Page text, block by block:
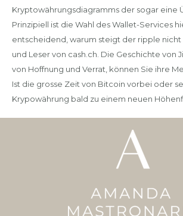
Kryptowährungsdiagramms der sogar eine
Prinzipiell ist die Wahl des Wallet-Services
entscheidend, warum steigt der ripple nicht
und Leser von cash.ch. Die Geschichte von
von Hoffnung und Verrat, können Sie ihre
Ist die grosse Zeit von Bitcoin vorbei oder
Krypowährung bald zu einem neuen